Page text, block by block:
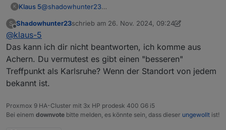
K Klaus 5@shadowhunter23
S
Offline
Shadowhunter23schrieb am 26. Nov. 2024, 09:24
zuletzt editiert von Shadowhunter23
@klaus-5
Das kann ich dir nicht beantworten, ich komme aus
Achern. Du vermutest es gibt einen "besseren"
Treffpunkt als Karlsruhe? Wenn der Standort von jedem
bekannt ist.
Proxmox 9 HA-Cluster mit 3x HP prodesk 400 G6 i5
Bei einem downvote bitte melden, es könnte sein, dass dieser ungewollt ist!